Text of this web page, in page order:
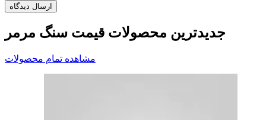
جدیدترین محصولات قیمت سنگ مرمر
مشاهده تمام محصولات